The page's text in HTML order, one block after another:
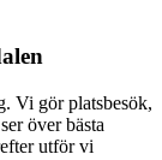
Vi gör platsbesök,
över bästa
utför vi